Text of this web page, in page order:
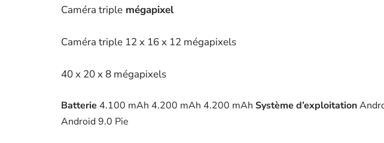
Caméra triple mégapixel
Caméra triple 12 x 16 x 12 mégapixels
40 x 20 x 8 mégapixels
Batterie 4.100 mAh 4.200 mAh 4.200 mAh Système d’exploitation
Android 9.0 Pie